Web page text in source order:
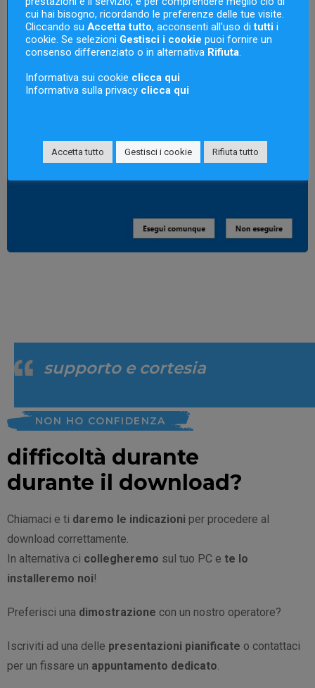
supporto e cortesia
NON HO CONFIDENZA
difficoltà durante
durante il download?
Chiamaci e ti daremo le indicazioni per procedere al
download correttamente.
In alternativa ci collegheremo sul tuo PC e te lo
installeremo noi!
Preferisci una dimostrazione con un nostro operatore?
Iscriviti ad una delle presentazioni pianificate o contattaci
per un fissare un appuntamento dedicato.
cui hai bisogno, ricordando le preferenze delle tue visite.
Cliccando su Accetta tutto, acconsenti all'uso ditutti i
cookie. Se selezioni Gestisci i cookie puoi fornire un
consenso differenziato o in alternativa Rifiuta.
Informativa sui cookie clicca qui
Informativa sulla privacy clicca qui
Accetta tutto Gestisci i cookie Rifiuta tutto